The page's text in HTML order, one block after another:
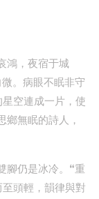
鴻，夜宿于城
。病眼不眠非守
空連成一片，使
無眠的詩人，
腳仍是冰冷。“重
頭輕，韻律與對